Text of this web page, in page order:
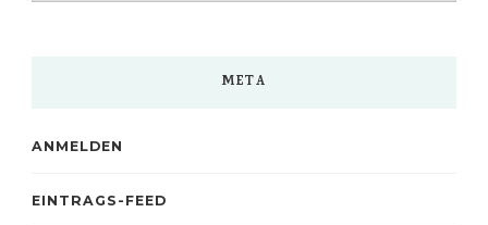
META
ANMELDEN
EINTRAGS-FEED